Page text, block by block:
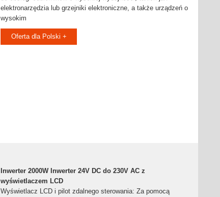
elektronarzędzia lub grzejniki elektroniczne, a także urządzeń o
wysokim
Oferta dla Polski +
Inwerter 2000W Inwerter 24V DC do 230V AC z
wyświetlaczem LCD
Wyświetlacz LCD i pilot zdalnego sterowania: Za pomocą